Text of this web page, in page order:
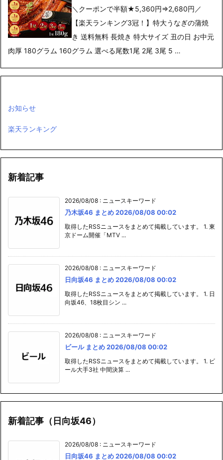
＼クーポンで半額★5,360円⇒2,680円／
【楽天ランキング3冠！】特大うなぎの蒲焼
き 送料無料 長焼き 特大サイズ 丑の日 お中元
肉厚 180グラム 160グラム 選べる尾数1尾 2尾 3尾 5 …
お知らせ
楽天ランキング
新着記事
2026/08/08 : ニュースキーワード
乃木坂46 まとめ 2026/08/08 00:02
取得したRSSニュースをまとめて掲載しています。 1. 東
京ドーム開催「MTV ...
2026/08/08 : ニュースキーワード
日向坂46 まとめ 2026/08/08 00:02
取得したRSSニュースをまとめて掲載しています。 1. 日
向坂46、18枚目シン ...
2026/08/08 : ニュースキーワード
ビール まとめ 2026/08/08 00:02
取得したRSSニュースをまとめて掲載しています。 1. ビ
ール大手3社 中間決算 ...
新着記事（日向坂46）
2026/08/08 : ニュースキーワード
日向坂46 まとめ 2026/08/08 00:02